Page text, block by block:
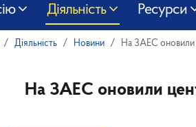
Діяльність Ресурси
Діяльність Новини На ЗАЕС оновили
На ЗАЕС оновили